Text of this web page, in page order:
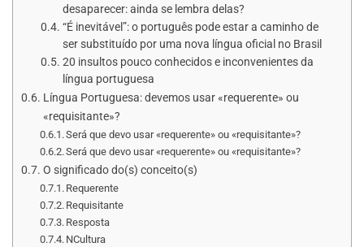
desaparecer: ainda se lembra delas?
“É inevitável”: o português pode estar a caminho de
ser substituído por uma nova língua oficial no Brasil
20 insultos pouco conhecidos e inconvenientes da
língua portuguesa
Língua Portuguesa: devemos usar «requerente» ou
«requisitante»?
Será que devo usar «requerente» ou «requisitante»?
Será que devo usar «requerente» ou «requisitante»?
O significado do(s) conceito(s)
Requerente
Requisitante
Resposta
NCultura